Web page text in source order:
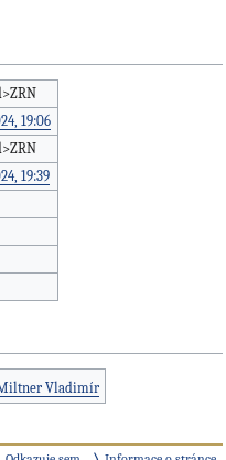
19:06
19:39
Vladimír